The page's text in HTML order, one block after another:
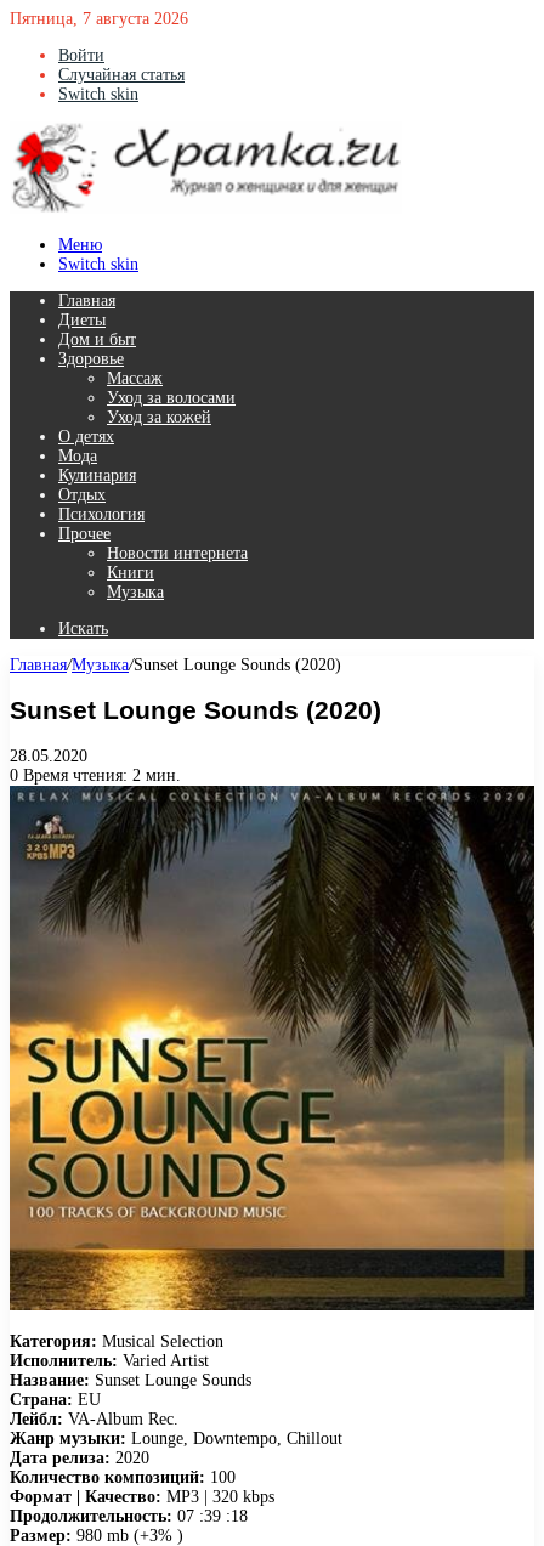
Пятница, 7 августа 2026
Войти
Случайная статья
Switch skin
Меню
Switch skin
Главная
Диеты
Дом и быт
Здоровье
Массаж
Уход за волосами
Уход за кожей
О детях
Мода
Кулинария
Отдых
Психология
Прочее
Новости интернета
Книги
Музыка
Искать
Главная/Музыка/Sunset Lounge Sounds (2020)
Sunset Lounge Sounds (2020)
28.05.2020
0 Время чтения: 2 мин.
Категория: Musical Selection
Исполнитель: Varied Artist
Название: Sunset Lounge Sounds
Страна: EU
Лейбл: VA-Album Rec.
Жанр музыки: Lounge, Downtempo, Chillout
Дата релиза: 2020
Количество композиций: 100
Формат | Качество: MP3 | 320 kbps
Продолжительность: 07 :39 :18
Размер: 980 mb (+3% )